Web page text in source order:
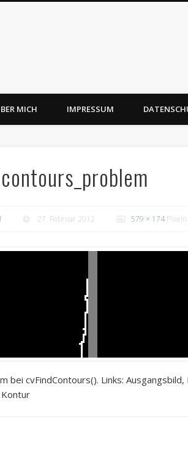
MICH IMPRESSUM
27. Februar 2012 579 × 174 Pixeln
bei cvFindContours(). Links: